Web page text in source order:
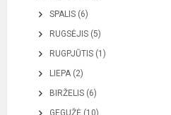
SPALIS (6)
RUGSĖJIS (5)
RUGPJŪTIS (1)
LIEPA (2)
BIRŽELIS (6)
GEGUŽĖ (10)